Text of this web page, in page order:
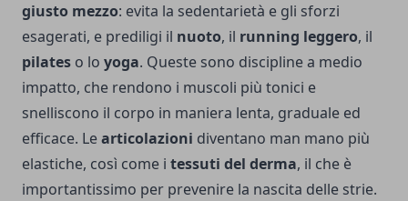
giusto mezzo: evita la sedentarietà e gli sforzi
esagerati, e prediligi il nuoto, il running leggero, il
pilates o lo yoga. Queste sono discipline a medio
impatto, che rendono i muscoli più tonici e
snelliscono il corpo in maniera lenta, graduale ed
efficace. Learticolazioni diventano man mano più
elastiche, così come i tessuti del derma, il che è
importantissimo per prevenire la nascita delle strie.